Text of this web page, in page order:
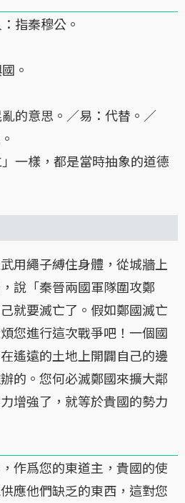
指秦穆公。
。
的意思。／易：代替。／
一樣，都是當時抽象的道德
繩子縛住身體，從城牆上
說「秦晉兩國軍隊圍攻鄭
就要滅亡了。假如鄭國滅亡
您進行這次戰爭吧！一個國
遙遠的土地上開闢自己的邊
的。您何必滅鄭國來擴大鄰
增強了，就等於貴國的勢力
爲您的東道主，貴國的使
應他們缺乏的東西，這對您